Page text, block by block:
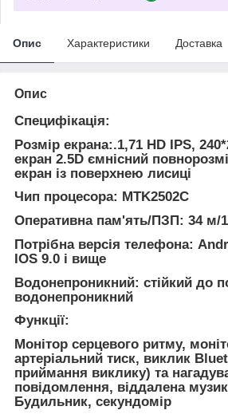
Опис Характеристики Доставка
Опис
Специфікація:
Розмір екрана:.1,71 HD IPS,
екран 2.5D ємнісний
екран із поверхнею лисиці
Чип процесора: MTK2502C
Оперативна пам'ять/ПЗП: 34 м/
Потрібна версія телефона:
IOS 9.0 і вище
Водонепроникний: стійкий до
водонепроникний
Функції:
Монітор серцевого ритму,
артеріальний тиск, виклик
приймання виклику) та
повідомлення, віддалена
Будильник, секундомір